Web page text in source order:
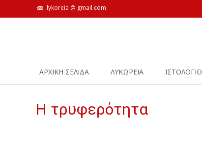
lykoreia @ gmail.com
ΑΡΧΙΚΗ ΣΕΛΙΔΑ ΛΥΚΩΡΕΙΑ ΙΣΤΟΛΌΓΙΟ
Η τρυφερότητα